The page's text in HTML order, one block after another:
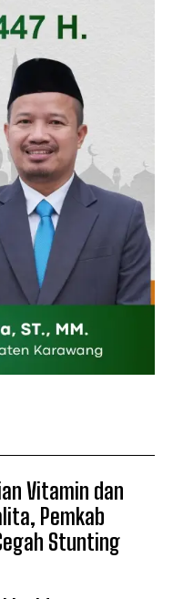
Vitamin dan
Pemkab
Stunting